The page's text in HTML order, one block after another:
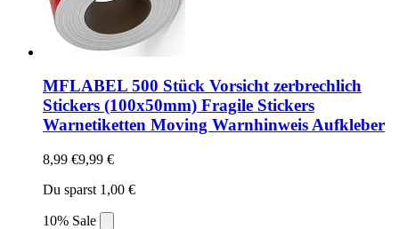
MFLABEL 500 Stück Vorsicht zerbrechlich
Stickers (100x50mm) Fragile Stickers
Warnetiketten Moving Warnhinweis Aufkleber
8,99 €9,99 €
Du sparst 1,00 €
10% Sale